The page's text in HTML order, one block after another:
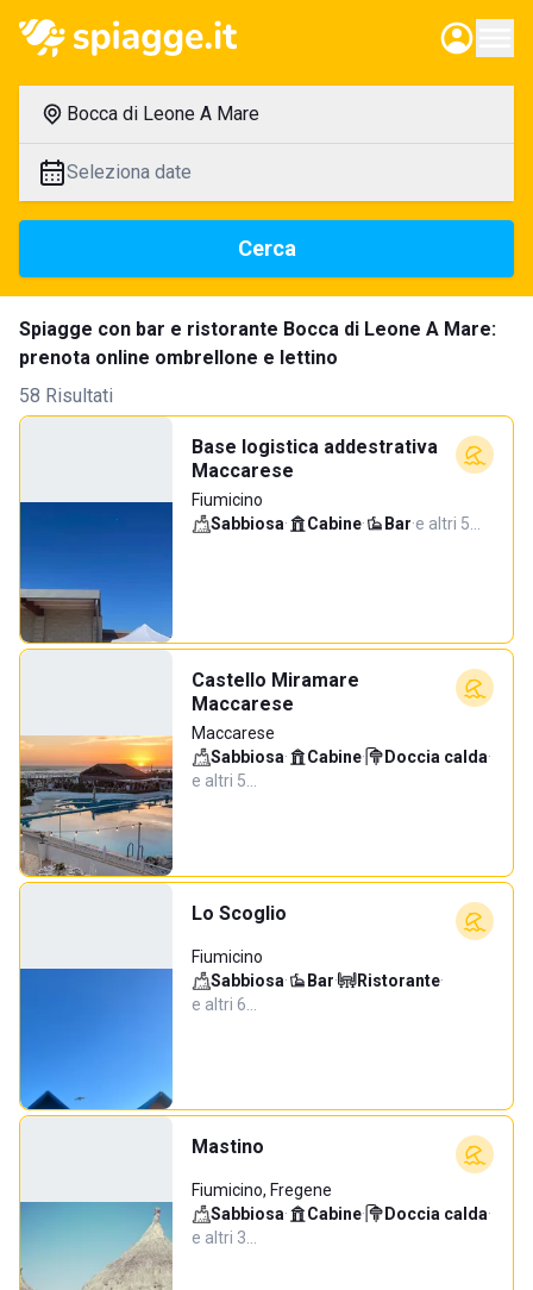
Bocca di Leone A Mare
Seleziona date
Cerca
Spiagge con bar e ristorante Bocca di Leone A Mare:
prenota online ombrellone e lettino
58 Risultati
Base logistica addestrativa
Maccarese
Fiumicino
Sabbiosa· Cabine· Bar·e altri 5…
Castello Miramare
Maccarese
Maccarese
Sabbiosa· Cabine· Doccia calda·
e altri 5…
Lo Scoglio
Fiumicino
Sabbiosa· Bar· Ristorante·
e altri 6…
Mastino
Fiumicino, Fregene
Sabbiosa· Cabine· Doccia calda·
e altri 3…